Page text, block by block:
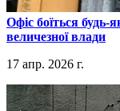
​Офіс боїться будь-
величезної влади
17 апр. 2026 г.